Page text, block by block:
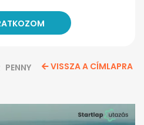
PENNY VISSZA A CÍMLAPRA